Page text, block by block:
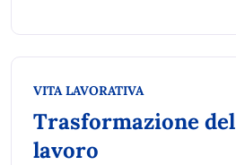
Categoria:
VITA LAVORATIVA
Trasformazione
lavoro